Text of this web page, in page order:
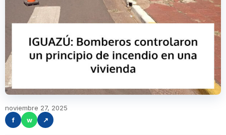
noviembre 27, 2025
f
w ↗